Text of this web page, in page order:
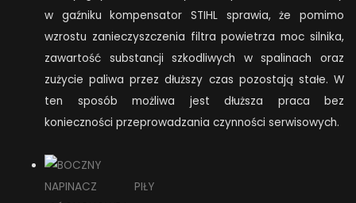
w gaźniku kompensator STIHL sprawia, że pomimo
wzrostu zanieczyszczenia filtra powietrza moc silnika,
zawartość substancji szkodliwych w spalinach oraz
zużycie paliwa przez dłuższy czas pozostają stałe. W
ten sposób możliwa jest dłuższa praca bez
konieczności przeprowadzania czynności serwisowych.